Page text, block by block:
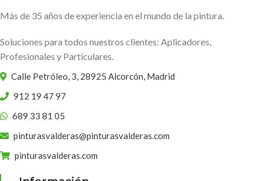
Más de 35 años de experiencia en el mundo de la pintura.
Soluciones para todos nuestros clientes: Aplicadores,
Profesionales y Particulares.
Calle Petróleo, 3, 28925 Alcorcón, Madrid
912 19 47 97
689 33 81 05
pinturasvalderas@pinturasvalderas.com
pinturasvalderas.com